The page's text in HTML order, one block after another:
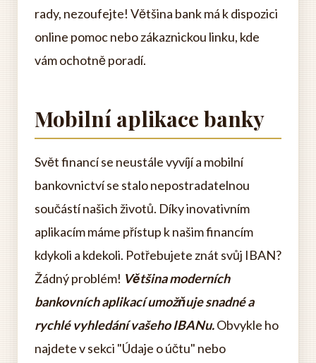
rady, nezoufejte! Většina bank má k dispozici
online pomoc nebo zákaznickou linku, kde
vám ochotně poradí.
Mobilní aplikace banky
Svět financí se neustále vyvíjí a mobilní
bankovnictví se stalo nepostradatelnou
součástí našich životů. Díky inovativním
aplikacím máme přístup k našim financím
kdykoli a kdekoli. Potřebujete znát svůj IBAN?
Žádný problém! Většina moderních
bankovních aplikací umožňuje snadné a
rychlé vyhledání vašeho IBANu.Obvykle ho
najdete v sekci "Údaje o účtu" nebo